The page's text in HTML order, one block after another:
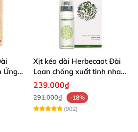
Ứng
Xịt kéo dài Herbecaot Đài
Loan chống xuất tinh nhanh
hiệu quả
239.000₫
291.000₫
-18%
(902)